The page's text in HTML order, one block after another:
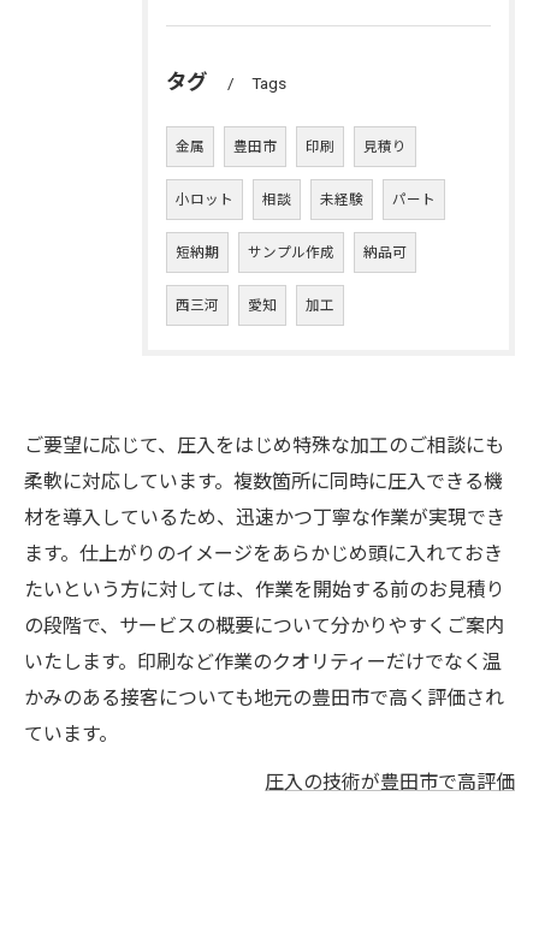
タグ Tags
金属 豊田市 印刷 見積り
小ロット 相談 未経験 パート
短納期 サンプル作成 納品可
西三河 愛知 加工
ご要望に応じて、圧入をはじめ特殊な加工のご相談にも
柔軟に対応しています。複数箇所に同時に圧入できる機
材を導入しているため、迅速かつ丁寧な作業が実現でき
ます。仕上がりのイメージをあらかじめ頭に入れておき
たいという方に対しては、作業を開始する前のお見積り
の段階で、サービスの概要について分かりやすくご案内
いたします。印刷など作業のクオリティーだけでなく温
かみのある接客についても地元の豊田市で高く評価され
ています。
圧入の技術が豊田市で高評価